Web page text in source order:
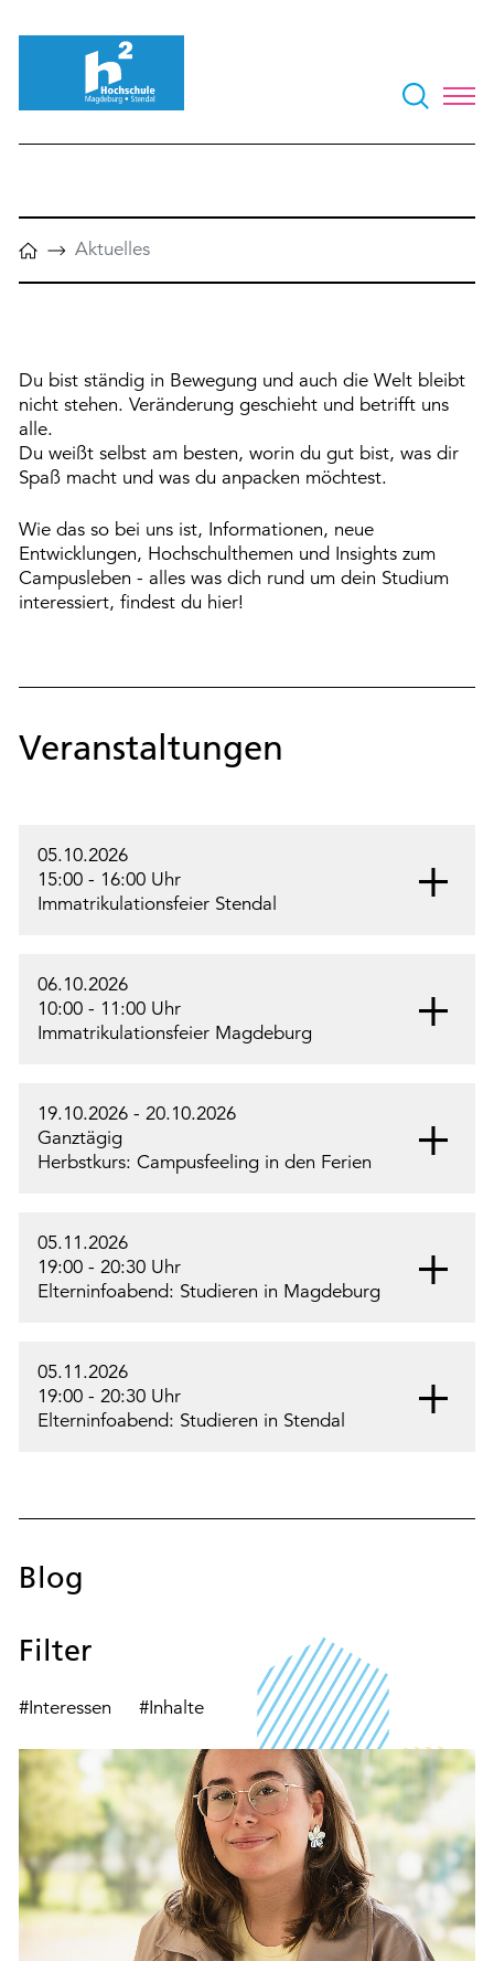
Aktuelles
Du bist ständig in Bewegung und auch die Welt bleibt
nicht stehen. Veränderung geschieht und betrifft uns
alle.
Du weißt selbst am besten, worin du gut bist, was dir
Spaß macht und was du anpacken möchtest.
Wie das so bei uns ist, Informationen, neue
Entwicklungen, Hochschulthemen und Insights zum
Campusleben - alles was dich rund um dein Studium
interessiert, findest du hier!
Veranstaltungen
05.10.2026
15:00 - 16:00 Uhr
Immatrikulationsfeier Stendal
06.10.2026
10:00 - 11:00 Uhr
Immatrikulationsfeier Magdeburg
19.10.2026 - 20.10.2026
Ganztägig
Herbstkurs: Campusfeeling in den Ferien
05.11.2026
19:00 - 20:30 Uhr
Elterninfoabend: Studieren in Magdeburg
05.11.2026
19:00 - 20:30 Uhr
Elterninfoabend: Studieren in Stendal
Blog
Filter
#Interessen #Inhalte